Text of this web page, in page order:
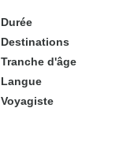
Durée
Destinations
Tranche d'âge
Langue
Voyagiste